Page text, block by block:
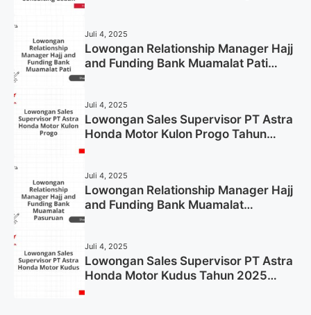
Juli 4, 2025
Lowongan Relationship Manager Hajj
and Funding Bank Muamalat Pati
Juli 4, 2025
Lowongan Sales Supervisor PT Astra
Honda Motor Kulon Progo Tahun
Juli 4, 2025
Lowongan Relationship Manager Hajj
and Funding Bank Muamalat
Juli 4, 2025
Lowongan Sales Supervisor PT Astra
Honda Motor Kudus Tahun 2025